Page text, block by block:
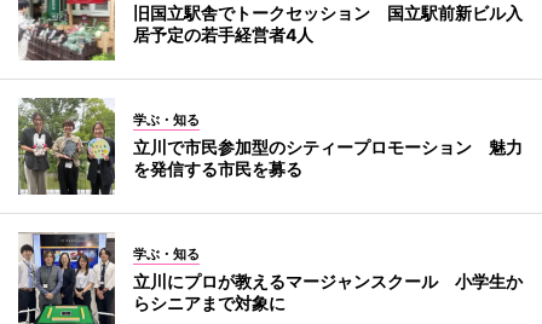
旧国立駅舎でトークセッション 国立駅前新ビル入
居予定の若手経営者4人
学ぶ・知る
立川で市民参加型のシティープロモーション 魅力
を発信する市民を募る
学ぶ・知る
立川にプロが教えるマージャンスクール 小学生か
らシニアまで対象に